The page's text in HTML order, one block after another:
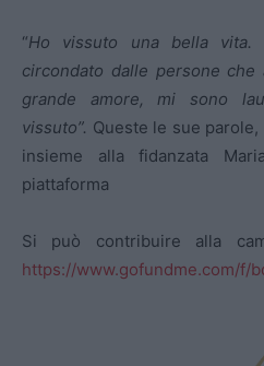
“Ho vissuto una bella vita.
circondato dalle persone
grande amore, mi sono
vissuto”. Queste le sue
insieme alla fidanzata
piattaforma
Si può contribuire alla
https://www.gofundme.com/f/